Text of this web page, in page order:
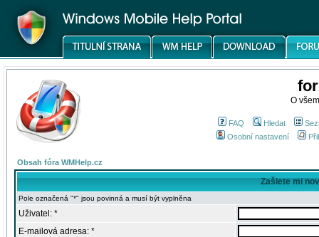
O
FAQ Hledat
Osobní nastavení
Obsah fóra WMHelp.cz
Zašlete mi
Pole označená "*" jsou povinná a musí být vyplněna
Uživatel: *
E-mailová adresa: *